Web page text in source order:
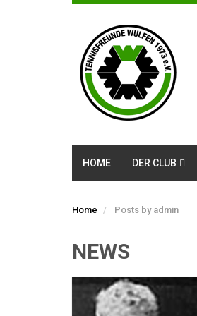
HOME DER CLUB
Home Posts by admin
NEWS